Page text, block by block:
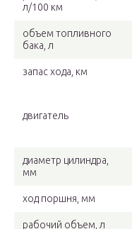
л/100 км
объем топливного
бака, л
запас хода, км
двигатель
диаметр цилиндра,
мм
ход поршня, мм
рабочий объем, л